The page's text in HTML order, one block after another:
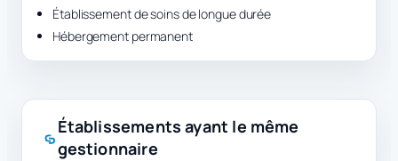
Établissement de soins de longue durée
Hébergement permanent
Établissements ayant le même
gestionnaire